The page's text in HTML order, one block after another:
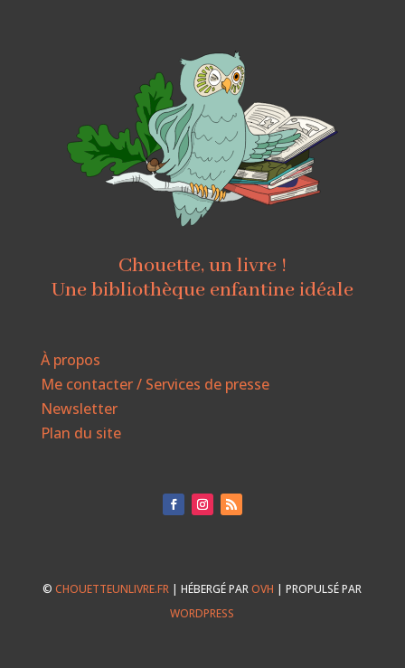
Chouette, un livre !
Une bibliothèque enfantine idéale
À propos
Me contacter / Services de presse
Newsletter
Plan du site
©CHOUETTEUNLIVRE.FR | HÉBERGÉ PAROVH | PROPULSÉ PAR
WORDPRESS